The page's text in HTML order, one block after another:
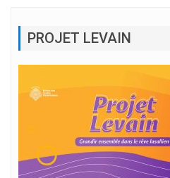
PROJET LEVAIN